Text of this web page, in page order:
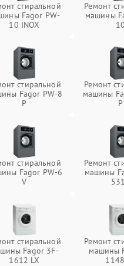
стиральной
Fagor PW-
10 INOX
Ремонт
машины
10
стиральной
Fagor PW-8
P
Ремонт
машины
P
стиральной
Fagor PW-6
V
Ремонт
машины
стиральной
Fagor 3F-
1612 LX
Ремонт
машины